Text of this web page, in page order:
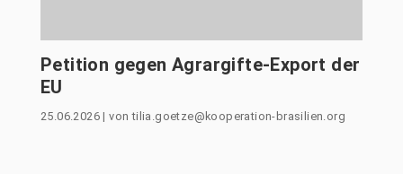
Petition gegen Agrargifte-Export der
EU
25.06.2026|vontilia.goetze@kooperation-brasilien.org